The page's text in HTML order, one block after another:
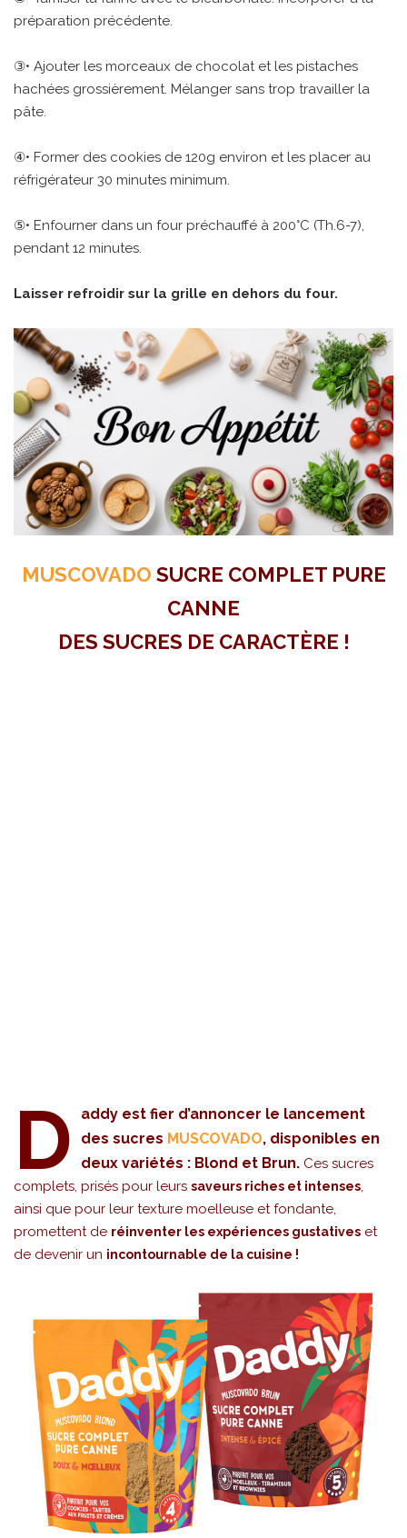
préparation précédente.
③• Ajouter les morceaux de chocolat et les pistaches
hachées grossièrement. Mélanger sans trop travailler la
pâte.
④• Former des cookies de 120g environ et les placer au
réfrigérateur 30 minutes minimum.
⑤• Enfourner dans un four préchauffé à 200°C (Th.6-7),
pendant 12 minutes.
Laisser refroidir sur la grille en dehors du four.
MUSCOVADO SUCRE COMPLET PURE
CANNE
DES SUCRES DE CARACTÈRE !
D
addy est fier d’annoncer le lancement
des sucres MUSCOVADO, disponibles en
deux variétés : Blond et Brun. Ces sucres
complets, prisés pour leurs saveurs riches et intenses,
ainsi que pour leur texture moelleuse et fondante,
promettent de réinventer les expériences gustatives et
de devenir un incontournable de la cuisine !